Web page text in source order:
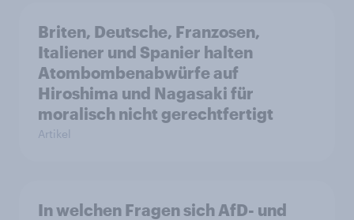
Briten, Deutsche, Franzosen,
Italiener und Spanier halten
Atombombenabwürfe auf
Hiroshima und Nagasaki für
moralisch nicht gerechtfertigt
Artikel
In welchen Fragen sich AfD- und